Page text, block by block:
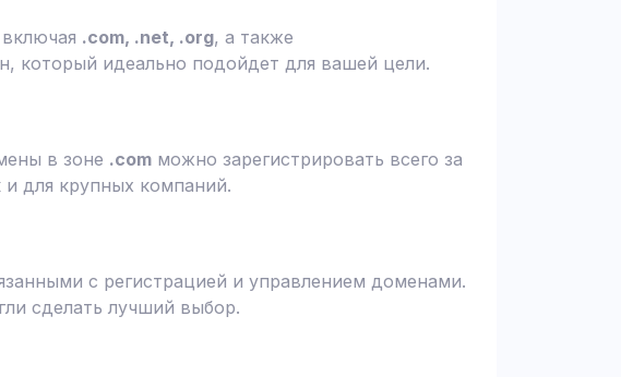
.com, .net, .org, а также
который идеально подойдет для вашей цели.
в зоне .com можно зарегистрировать всего за
для крупных компаний.
с регистрацией и управлением доменами.
сделать лучший выбор.